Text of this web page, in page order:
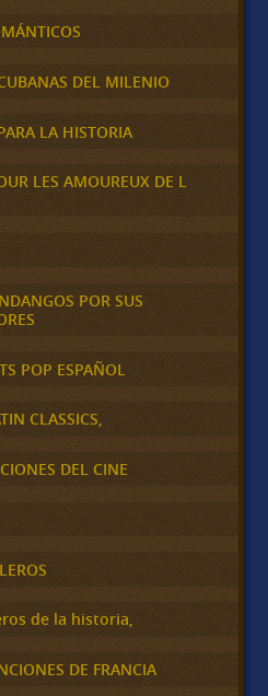
DEL MILENIO
LA HISTORIA
LES AMOUREUX DE L
POR SUS
POP ESPAÑOL
CLASSICS,
DEL CINE
de la historia,
DE FRANCIA